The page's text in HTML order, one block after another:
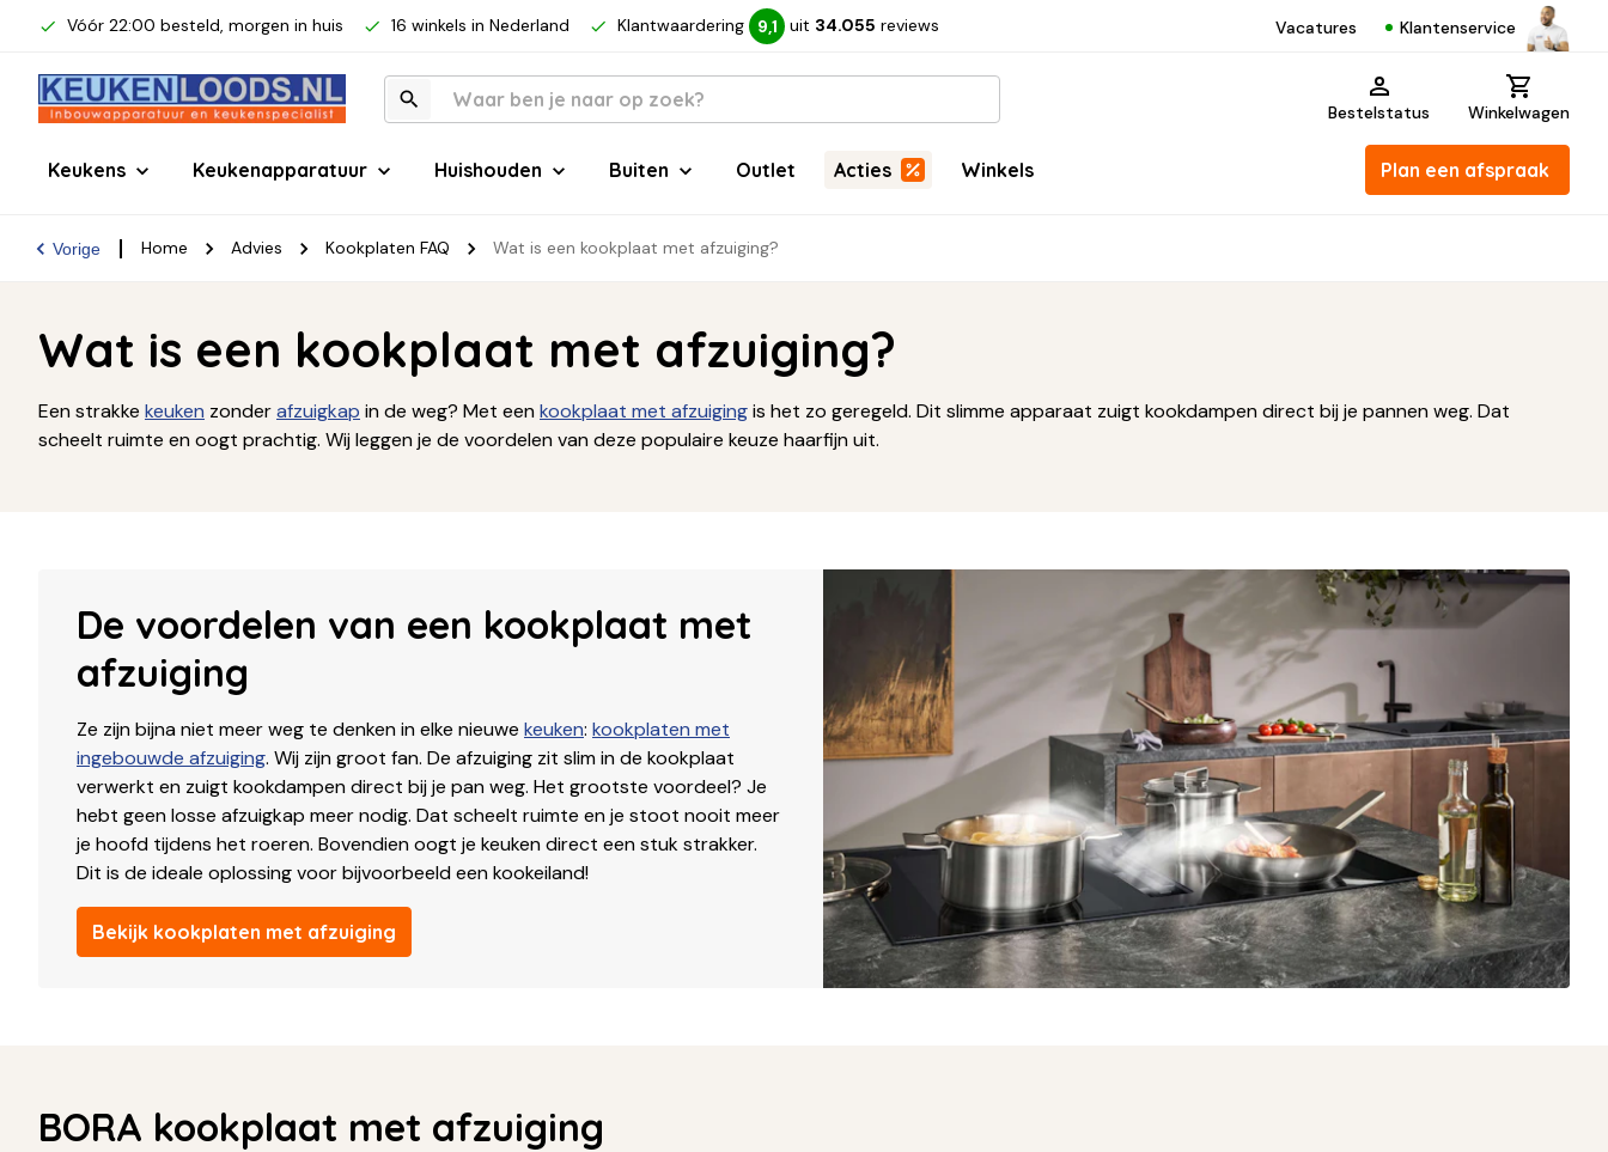
Vóór 22:00 besteld, morgen in huis 16 winkels in Nederland Klantwaardering 9,1 uit 34.055 reviews Vacatures Klantenservice
Bestelstatus Winkelwagen
Keukens Keukenapparatuur Huishouden Buiten Outlet Acties Winkels Plan een afspraak
Vorige Home Advies Kookplaten FAQ Wat is een kookplaat met afzuiging?
Wat is een kookplaat met afzuiging?
Een strakke keuken zonderafzuigkap in de weg? Met eenkookplaat met afzuigingis het zo geregeld. Dit slimme apparaat zuigt kookdampen direct bij je pannen weg. Dat
scheelt ruimte en oogt prachtig. Wij leggen je de voordelen van deze populaire keuze haarfijn uit.
De voordelen van een kookplaat met
afzuiging
Ze zijn bijna niet meer weg te denken in elke nieuwe keuken: kookplaten met
ingebouwde afzuiging. Wij zijn groot fan. De afzuiging zit slim in de kookplaat
verwerkt en zuigt kookdampen direct bij je pan weg. Het grootste voordeel? Je
hebt geen losse afzuigkap meer nodig. Dat scheelt ruimte en je stoot nooit meer
je hoofd tijdens het roeren. Bovendien oogt je keuken direct een stuk strakker.
Dit is de ideale oplossing voor bijvoorbeeld een kookeiland!
Bekijk kookplaten met afzuiging
BORA kookplaat met afzuiging